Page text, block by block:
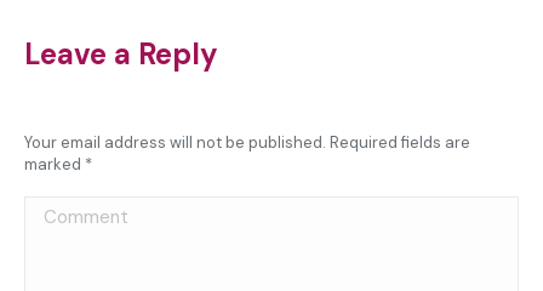
Leave a Reply
Your email address will not be published. Required fields are
marked *
Comment